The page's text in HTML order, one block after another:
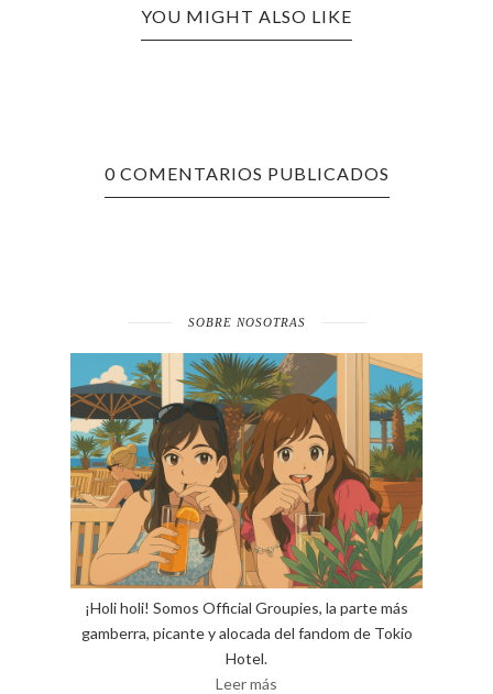
YOU MIGHT ALSO LIKE
0 COMENTARIOS PUBLICADOS
SOBRE NOSOTRAS
¡Holi holi! Somos Official Groupies, la parte más
gamberra, picante y alocada del fandom de Tokio
Hotel.
Leer más